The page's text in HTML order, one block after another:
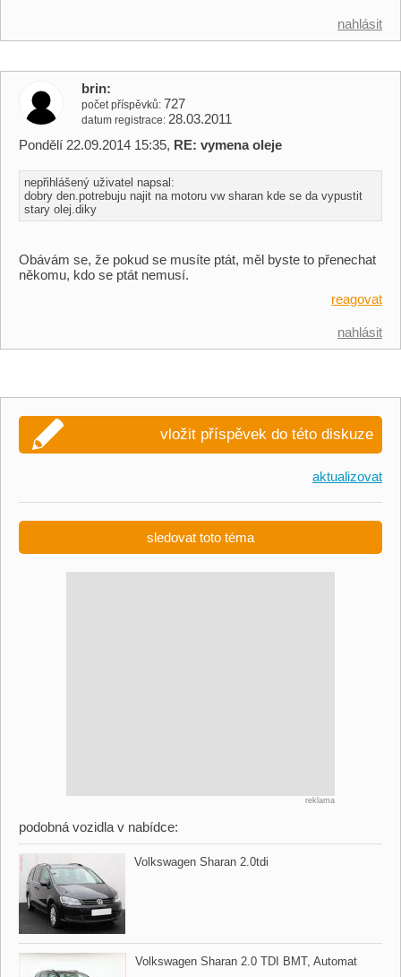
nahlásit
brin
počet příspěvků 727
datum registrace 28.03.2011
Pondělí 22.09.2014 15:35, RE: vymena oleje
nepřihlášený uživatel napsal:
dobry den.potrebuju najit na motoru vw sharan kde se da vypustit
stary olej.diky
Obávám se, že pokud se musíte ptát, měl byste to přenechat
někomu, kdo se ptát nemusí.
reagovat
nahlásit
vložit příspěvek do této diskuze
aktualizovat
sledovat toto téma
reklama
podobná vozidla v nabídce:
Volkswagen Sharan 2.0tdi
Volkswagen Sharan 2.0 TDI BMT,​ Automat